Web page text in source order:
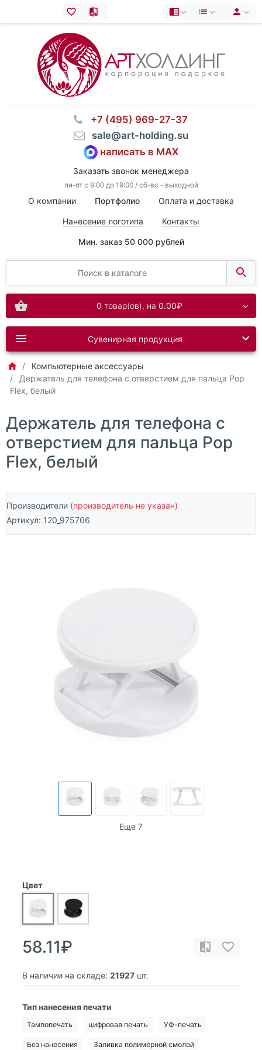
⠀+7 (495) 969-27-37
⠀sale@art-holding.su
написать в MAX
Заказать звонок менеджера
пн-пт с 9:00 до 19:00 / сб-вс - выходной
О компании Портфолио Оплата и доставка
Нанесение логотипа Контакты
Мин. заказ 50 000 рублей
0 товар(ов), на 0.00₽
Сувенирная продукция
Компьютерные аксессуары
Держатель для телефона с отверстием для пальца Pop
Flex, белый
Держатель для телефона с
отверстием для пальца Pop
Flex, белый
Производители (производитель не указан)
Артикул: 120_975706
Еще 7
Цвет
58.11₽
В наличии на складе: 21927 шт.
Тип нанесения печати
Тампопечать цифровая печать УФ-печать
Без нанесения Заливка полимерной смолой